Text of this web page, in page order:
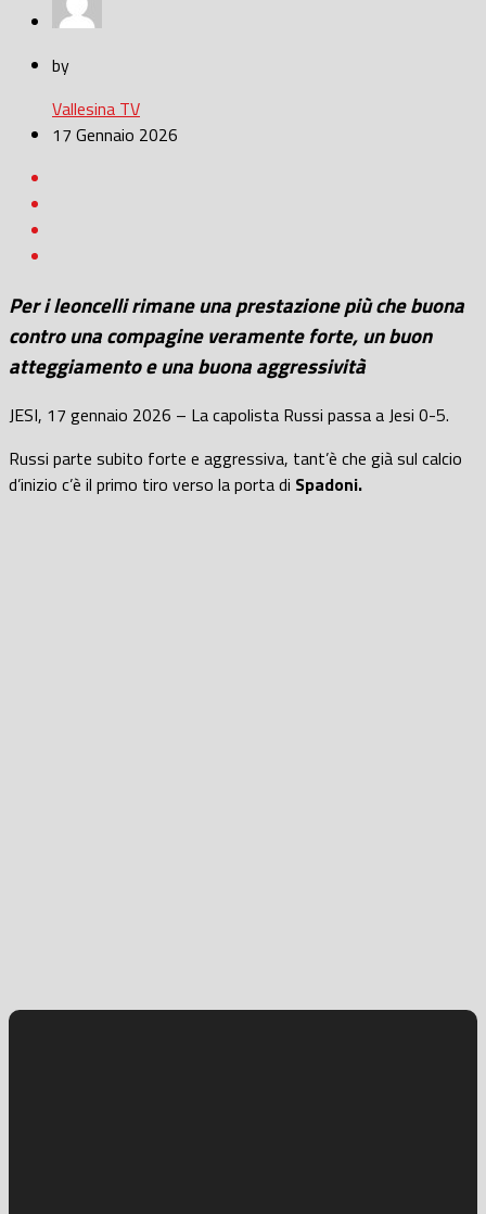
by
Vallesina TV
17 Gennaio 2026
Per i leoncelli rimane una prestazione più che buona
contro una compagine veramente forte, un buon
atteggiamento e una buona aggressività
JESI, 17 gennaio 2026 – La capolista Russi passa a Jesi 0-5.
Russi parte subito forte e aggressiva, tant’è che già sul calcio
d’inizio c’è il primo tiro verso la porta di Spadoni.